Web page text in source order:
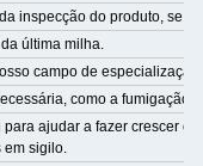
inspecção do produto, se
última milha.
campo de especialização.
como a fumigação
ajudar a fazer crescer o
em sigilo.